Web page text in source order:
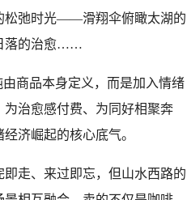
松弛时光——滑翔伞俯瞰太湖的
落的治愈……
商品本身定义，而是加入情绪
治愈感付费、为同好相聚奔
济崛起的核心底气。
走、来过即忘，但山水西路的